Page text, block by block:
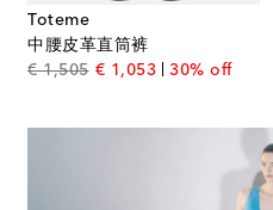
Toteme
中腰皮革直筒裤
€ 1,505original price
€ 1,053discount price
30% off